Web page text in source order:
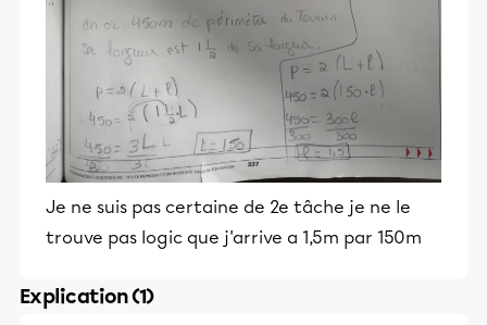
Je ne suis pas certaine de 2e tâche je ne le
trouve pas logic que j'arrive a 1,5m par 150m
Explication (1)